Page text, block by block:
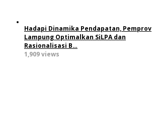
Hadapi Dinamika Pendapatan, Pemprov
Lampung Optimalkan SiLPA dan
Rasionalisasi B…
1,909 views